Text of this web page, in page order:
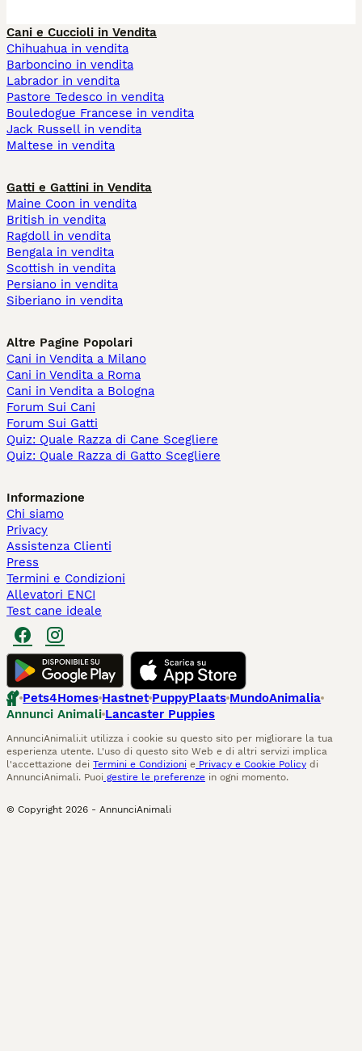
Cani e Cuccioli in Vendita
Chihuahua in vendita
Barboncino in vendita
Labrador in vendita
Pastore Tedesco in vendita
Bouledogue Francese in vendita
Jack Russell in vendita
Maltese in vendita
Gatti e Gattini in Vendita
Maine Coon in vendita
British in vendita
Ragdoll in vendita
Bengala in vendita
Scottish in vendita
Persiano in vendita
Siberiano in vendita
Altre Pagine Popolari
Cani in Vendita a Milano
Cani in Vendita a Roma
Cani in Vendita a Bologna
Forum Sui Cani
Forum Sui Gatti
Quiz: Quale Razza di Cane Scegliere
Quiz: Quale Razza di Gatto Scegliere
Informazione
Chi siamo
Privacy
Assistenza Clienti
Press
Termini e Condizioni
Allevatori ENCI
Test cane ideale
Pets4Homes Hastnet PuppyPlaats MundoAnimalia
Annunci Animali Lancaster Puppies
AnnunciAnimali.it utilizza i cookie su questo sito per migliorare la tua
esperienza utente. L'uso di questo sito Web e di altri servizi implica
l'accettazione dei Termini e Condizioni e Privacy e Cookie Policy di
AnnunciAnimali. Puoi gestire le preferenze in ogni momento.
© Copyright 2026 - AnnunciAnimali